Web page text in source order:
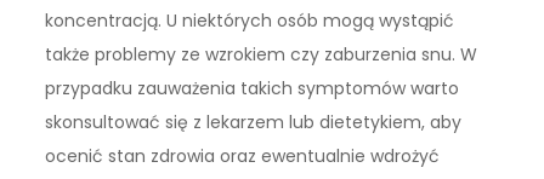
koncentracją. U niektórych osób mogą wystąpić
także problemy ze wzrokiem czy zaburzenia snu. W
przypadku zauważenia takich symptomów warto
skonsultować się z lekarzem lub dietetykiem, aby
ocenić stan zdrowia oraz ewentualnie wdrożyć